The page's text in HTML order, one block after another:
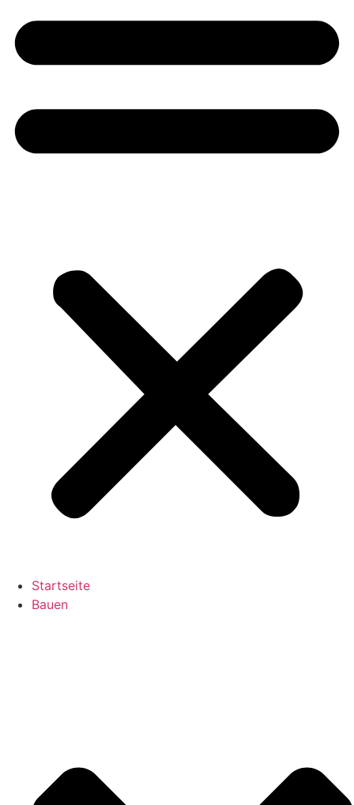
Startseite
Bauen